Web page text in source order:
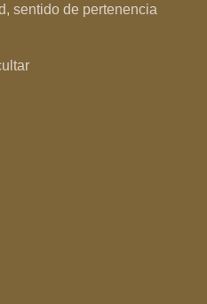
sentido de pertenencia